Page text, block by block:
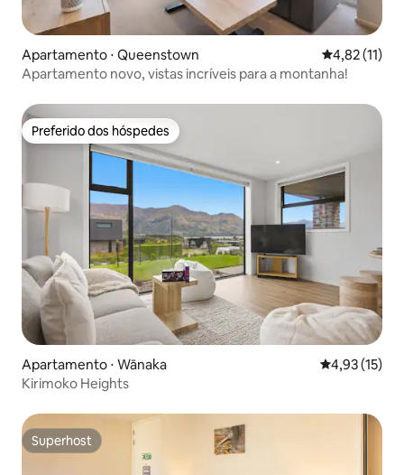
Apartamento ⋅ Queenstown 4,82 de uma
4,82 (11)
Apartamento novo, vistas incríveis para a montanha!
Preferido dos hóspedes
Preferido dos hóspedes
Apartamento ⋅ Wānaka 4,93 de uma
4,93 (15)
Kirimoko Heights
Superhost
Superhost